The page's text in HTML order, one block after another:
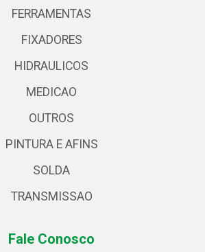
FERRAMENTAS
FIXADORES
HIDRAULICOS
MEDICAO
OUTROS
PINTURA E AFINS
SOLDA
TRANSMISSAO
Fale Conosco